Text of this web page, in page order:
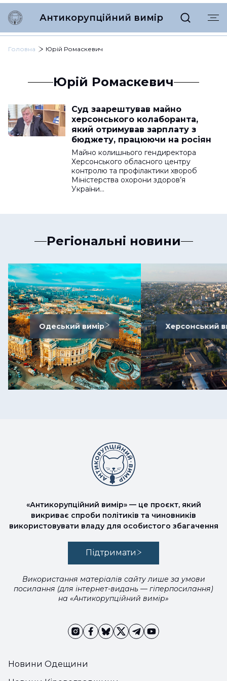
Антикорупційний вимір
Головна Юрій Ромаскевич
Юрій Ромаскевич
Суд заарештував майно
херсонського колаборанта,
який отримував зарплату з
бюджету, працюючи на росіян
Майно колишнього гендиректора
Херсонського обласного центру
контролю та профілактики хвороб
Міністерства охорони здоров’я
України…
Регіональні новини
Одеський вимір Херсонський
Новини Одещини
«Антикорупційний вимір» — це проєкт, який
викриває спроби політиків та чиновників
використовувати владу для особистого збагачення
Підтримати
Використання матеріалів сайту лише за умови
посилання (для інтернет-видань — гіперпосилання)
на «Антикорупційний вимір»